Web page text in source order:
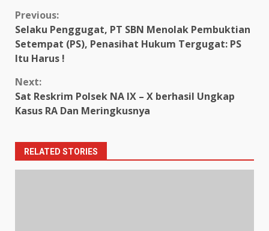
Continue
Reading
Previous:
Selaku Penggugat, PT SBN Menolak Pembuktian
Setempat (PS), Penasihat Hukum Tergugat: PS
Itu Harus !
Next:
Sat Reskrim Polsek NA IX – X berhasil Ungkap
Kasus RA Dan Meringkusnya
RELATED STORIES